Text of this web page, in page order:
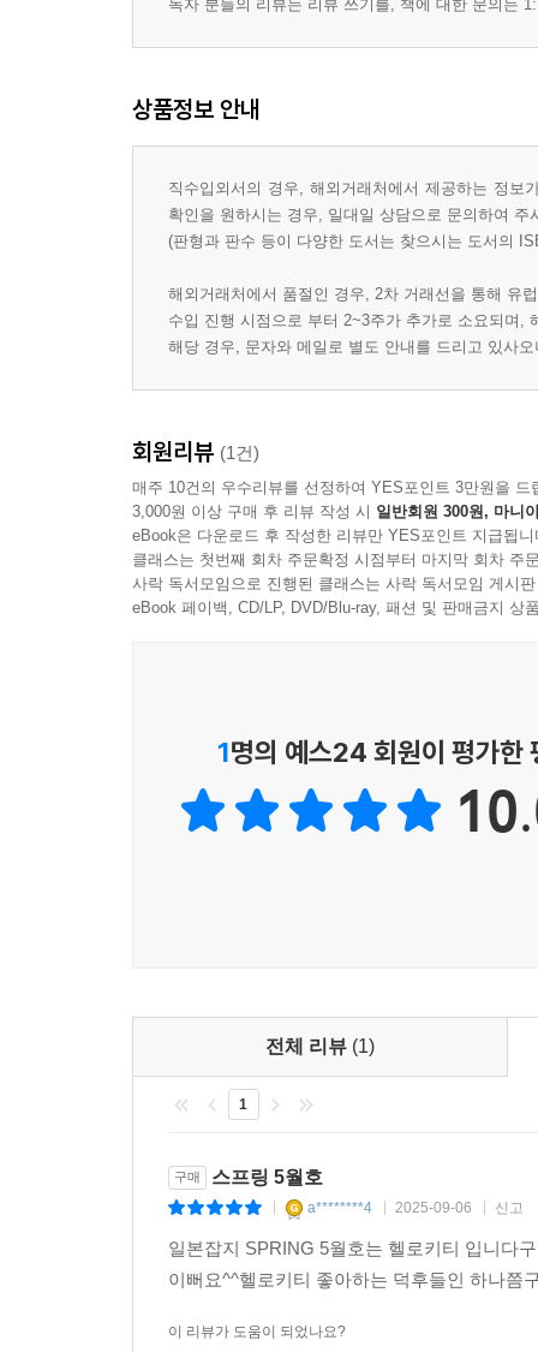
독자 분들의 리뷰는 리뷰 쓰기를, 책에 대한 문의는
상품정보 안내
직수입외서의 경우, 해외거래처에서 제공하는 정
확인을 원하시는 경우, 일대일 상담으로 문의하여 주
(판형과 판수 등이 다양한 도서는 찾으시는 도서의
해외거래처에서 품절인 경우, 2차 거래선을 통해 유
수입 진행 시점으로 부터 2~3주가 추가로 소요되며,
해당 경우, 문자와 메일로 별도 안내를 드리고 있사
회원리뷰 (1건)
매주 10건의 우수리뷰를 선정하여 YES포인트 3만원을 드
3,000원 이상 구매 후 리뷰 작성 시 일반회원 300원, 마니
eBook은 다운로드 후 작성한 리뷰만 YES포인트 지급됩니
클래스는 첫번째 회차 주문확정 시점부터 마지막 회차 주
사락 독서모임으로 진행된 클래스는 사락 독서모임 게시
eBook 페이백, CD/LP, DVD/Blu-ray, 패션 및 판매금지 상
1명의 예스24 회원이 평가한
전체 리뷰 (1)
1
구매 스프링 5월호
a********4 2025-09-06 신고
일본잡지 SPRING 5월호는 헬로키티 입니다
이뻐요^^헬로키티 좋아하는 덕후들인 하나
이 리뷰가 도움이 되었나요?